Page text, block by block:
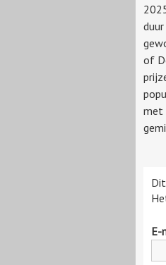
of
met
E-